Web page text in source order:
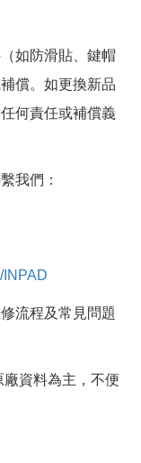
如防滑貼、鍵帽
償。如更換新品
何責任或補償義
我們：
INPAD
流程及常見問題
資料為主，不便